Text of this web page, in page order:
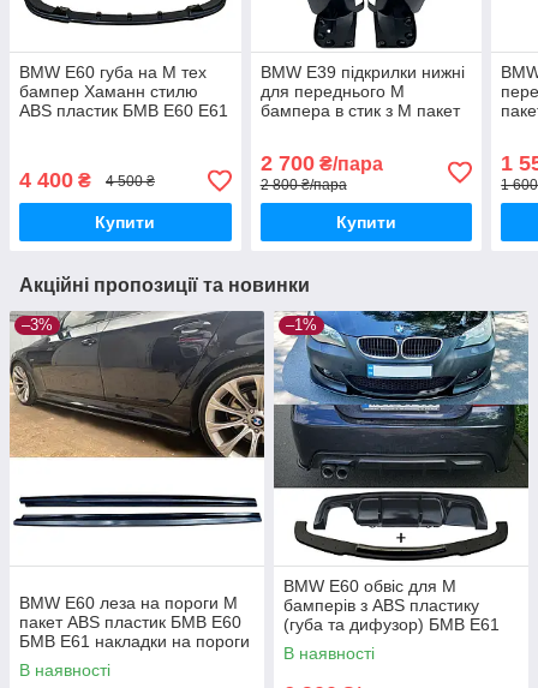
BMW E60 губа на М тех
бампер Хаманн стилю
ABS пластик БМВ Е60 Е61
4 400 ₴ 4 500 ₴
Купити
BMW E39 підкрилки нижні
для переднього М
бампера в стик з М пакет
локери
2 700₴/пара
2 800 ₴/пара
Купити
М
1
1
Акційні пропозиції та новинки
–3%
BMW E60 леза на пороги М
пакет ABS пластик БМВ Е60
БМВ Е61 накладки на пороги
В наявності
–1%
BMW E60 обвіс для М
бамперів з ABS пластику
(губа та дифузор) БМВ Е61
тюнінг накладки бампера М
пакет | 👉 комплектом
дешевше
В наявності